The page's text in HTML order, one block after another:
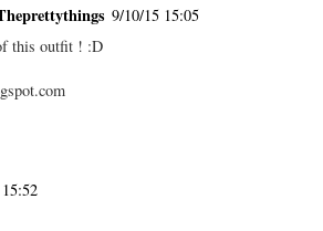
9/10/15 15:05
this outfit ! :D